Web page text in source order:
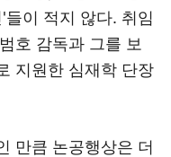
이 적지 않다. 취임
호 감독과 그를 보
지원한 심재학 단장
만큼 논공행상은 더